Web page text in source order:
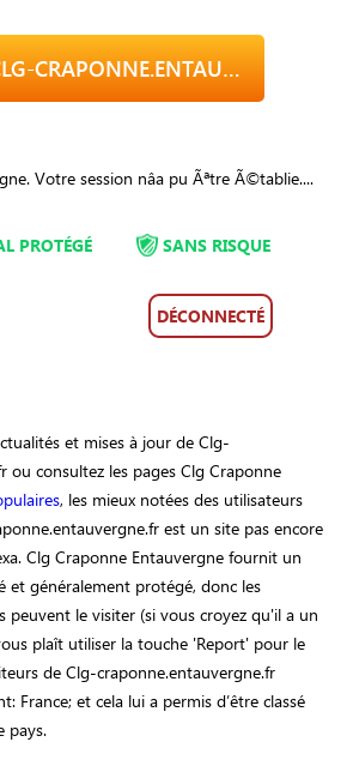
VISITE CLG-CRAPONNE.ENTAUVERGNE.FR
Votre session nâa pu Ãªtre Ã©tablie....
PROTÉGÉ SANS RISQUE
DÉCONNECTÉ
et mises à jour de Clg-
ou consultez les pages Clg Craponne
, les mieux notées des utilisateurs
est un site pas encore
Clg Craponne Entauvergne fournit un
et généralement protégé, donc les
peuvent le visiter (si vous croyez qu'il a un
plaît utiliser la touche 'Report' pour le
de Clg-craponne.entauvergne.fr
France; et cela lui a permis d’être classé
pays.